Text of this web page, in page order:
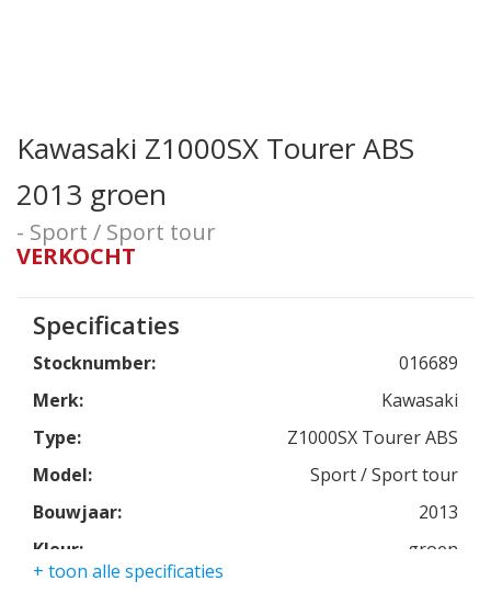
Kawasaki Z1000SX Tourer ABS
2013 groen
- Sport / Sport tour
VERKOCHT
Specificaties
Stocknumber:
016689
Merk:
Kawasaki
Type:
Z1000SX Tourer ABS
Model:
Sport / Sport tour
Bouwjaar:
2013
Kleur:
groen
+ toon alle specificaties